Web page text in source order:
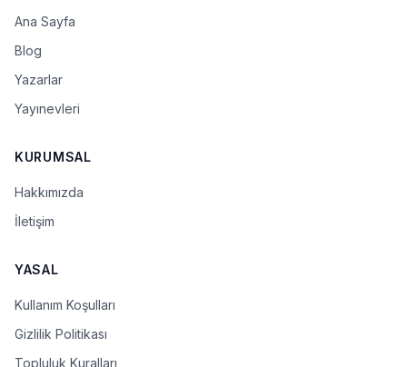
Ana Sayfa
Blog
Yazarlar
Yayınevleri
KURUMSAL
Hakkımızda
İletişim
YASAL
Kullanım Koşulları
Gizlilik Politikası
Topluluk Kuralları